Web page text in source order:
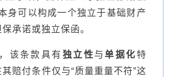
身可以构成一个独立于基础财产
承诺或独立保函。
该条款具有 独立性与单据化特
赔付条件仅与“质量重量不符”这